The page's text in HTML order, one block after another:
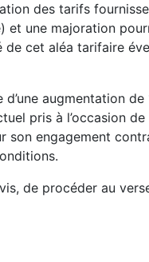
des tarifs
une majoration
cet aléa tarifaire
augmentation
pris à l’occasion
engagement
de procéder au